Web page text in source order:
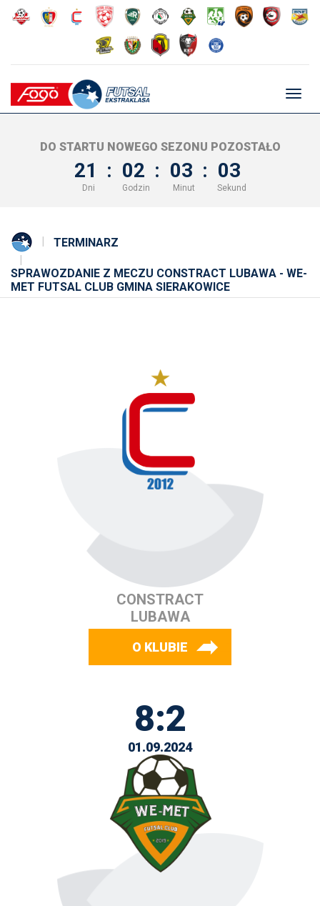
DO STARTU NOWEGO SEZONU POZOSTAŁO
21 : 02 : 03 : 02
Dni Godzin Minut Sekund
TERMINARZ
SPRAWOZDANIE Z MECZU CONSTRACT LUBAWA - WE-
MET FUTSAL CLUB GMINA SIERAKOWICE
CONSTRACT
LUBAWA
O KLUBIE
8:2
01.09.2024